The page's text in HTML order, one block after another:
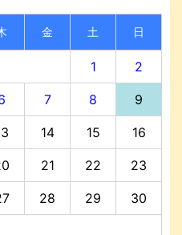
金 土 日
1 2
7 8 9
14 15 16
21 22 23
28 29 30